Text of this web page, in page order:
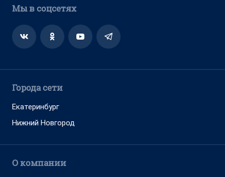
Мы в соцсетях
Города сети
Екатеринбург
Нижний Новгород
О компании